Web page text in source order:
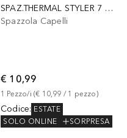
SPAZ.THERMAL STYLER 7 FILE
Spazzola Capelli
€ 10,99
1 Pezzo/i (€ 10,99 / 1 pezzo)
Codice: ESTATE
SOLO ONLINE
SORPRESA